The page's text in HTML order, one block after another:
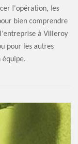
l'opération, les
bien comprendre
à Villeroy
pour les autres
équipe.